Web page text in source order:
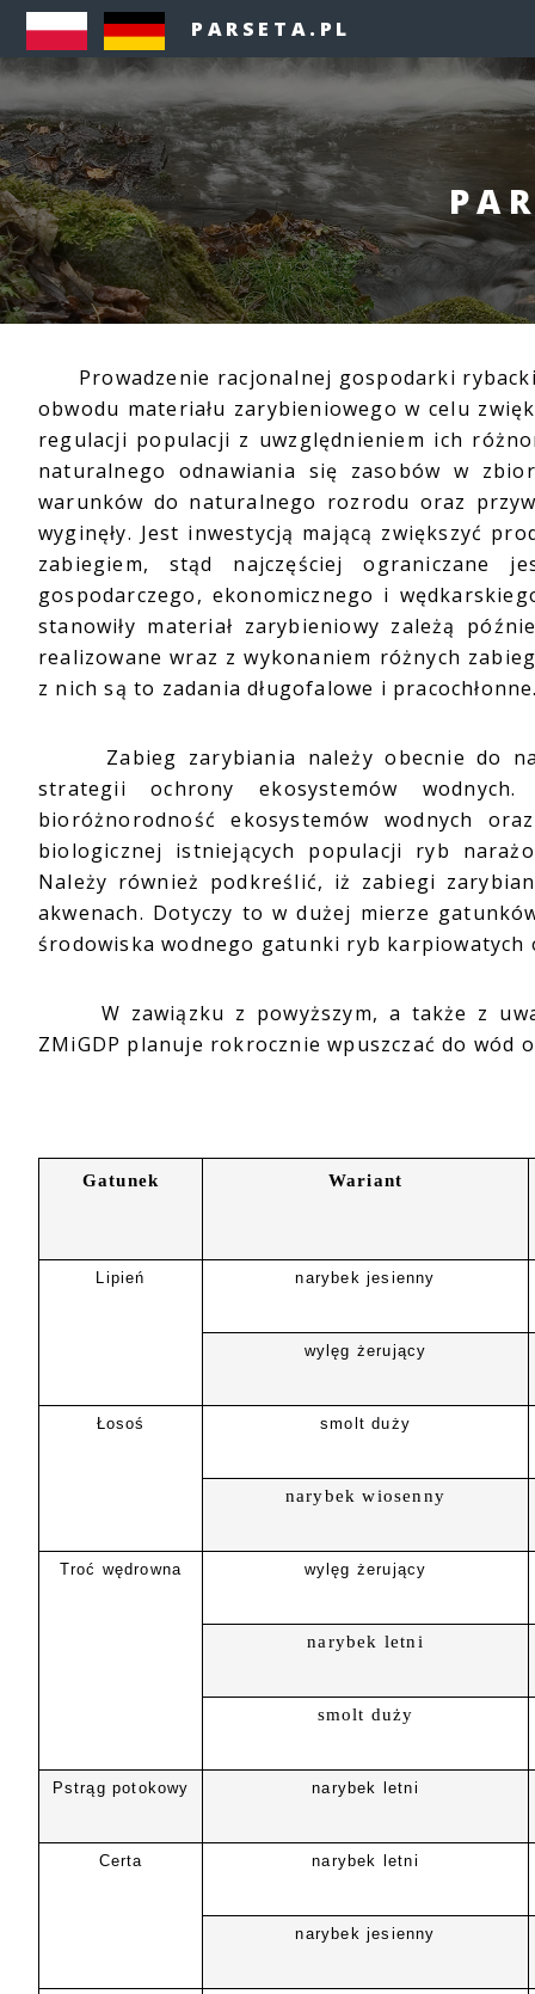
PARSETA.PL
Prowadzenie racjonalnej gospodarki
obwodu materiału zarybieniowego w celu
regulacji populacji z uwzględnieniem ich
naturalnego odnawiania się zasobów w
warunków do naturalnego rozrodu oraz
wyginęły. Jest inwestycją mającą zwiększyć
zabiegiem, stąd najczęściej ograniczane
gospodarczego, ekonomicznego i
stanowiły materiał zarybieniowy zależą
realizowane wraz z wykonaniem różnych
z nich są to zadania długofalowe i
Zabieg zarybiania należy obecnie do
strategii ochrony ekosystemów wodnych.
bioróżnorodność ekosystemów wodnych
biologicznej istniejących populacji ryb
Należy również podkreślić, iż zabiegi
akwenach. Dotyczy to w dużej mierze
środowiska wodnego gatunki ryb karpiowatych
W zawiązku z powyższym, a także z
ZMiGDP planuje rokrocznie wpuszczać do
Gatunek Wariant
Lipień narybek jesienny
wylęg żerujący
Łosoś smolt duży
narybek wiosenny
Troć wędrowna wylęg żerujący
narybek letni
smolt duży
Pstrąg potokowy narybek letni
Certa narybek letni
narybek jesienny